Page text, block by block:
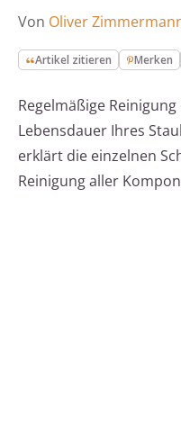
Von Oliver
Artikel zitieren Merken
Regelmäßige
Lebensdauer Ihres
erklärt die einzelnen
Reinigung aller